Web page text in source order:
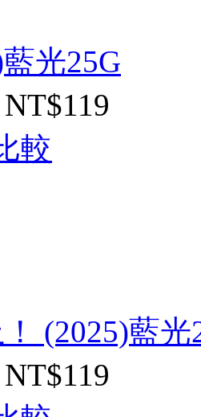
光25G
NT$119
較
(2025)藍光
NT$119